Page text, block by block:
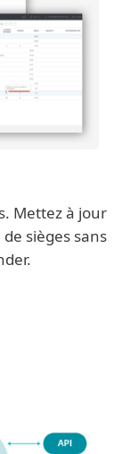
Mettez à jour
sièges sans